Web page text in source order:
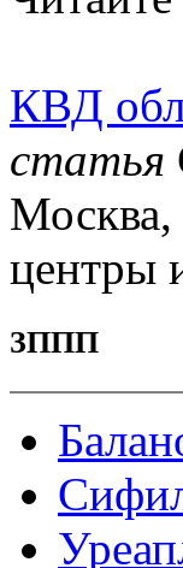
КВД
статья
Москва,
центры
ЗППП